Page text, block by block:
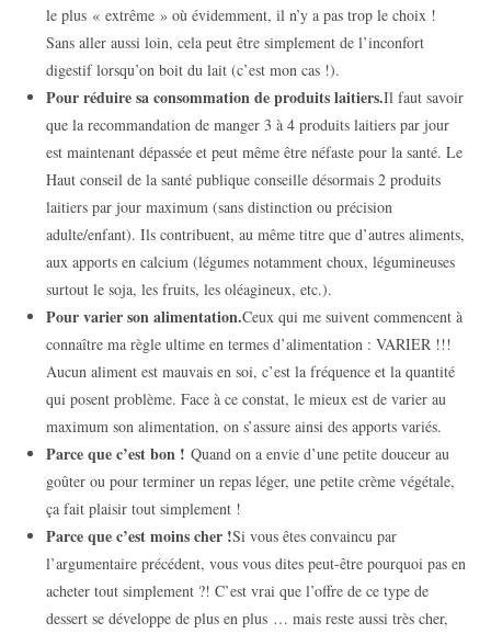
le plus « extrême » où évidemment, il n’y a pas trop le choix !
Sans aller aussi loin, cela peut être simplement de l’inconfort
digestif lorsqu’on boit du lait (c’est mon cas !).
Pour réduire sa consommation de produits laitiers.Il faut savoir
que la recommandation de manger 3 à 4 produits laitiers par jour
est maintenant dépassée et peut même être néfaste pour la santé. Le
Haut conseil de la santé publique conseille désormais 2 produits
laitiers par jour maximum (sans distinction ou précision
adulte/enfant). Ils contribuent, au même titre que d’autres aliments,
aux apports en calcium (légumes notamment choux, légumineuses
surtout le soja, les fruits, les oléagineux, etc.).
Pour varier son alimentation.Ceux qui me suivent commencent à
connaître ma règle ultime en termes d’alimentation : VARIER !!!
Aucun aliment est mauvais en soi, c’est la fréquence et la quantité
qui posent problème. Face à ce constat, le mieux est de varier au
maximum son alimentation, on s’assure ainsi des apports variés.
Parce que c’est bon !Quand on a envie d’une petite douceur au
goûter ou pour terminer un repas léger, une petite crème végétale,
ça fait plaisir tout simplement !
Parce que c’est moins cher !Si vous êtes convaincu par
l’argumentaire précédent, vous vous dites peut-être pourquoi pas en
acheter tout simplement ?! C’est vrai que l’offre de ce type de
dessert se développe de plus en plus … mais reste aussi très cher,